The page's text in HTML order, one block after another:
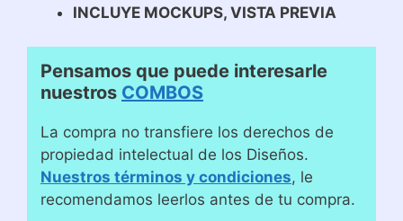
INCLUYE MOCKUPS, VISTA PREVIA
Pensamos que puede interesarle
nuestros COMBOS
La compra no transfiere los derechos de
propiedad intelectual de los Diseños.
Nuestros términos y condiciones, le
recomendamos leerlos antes de tu compra.